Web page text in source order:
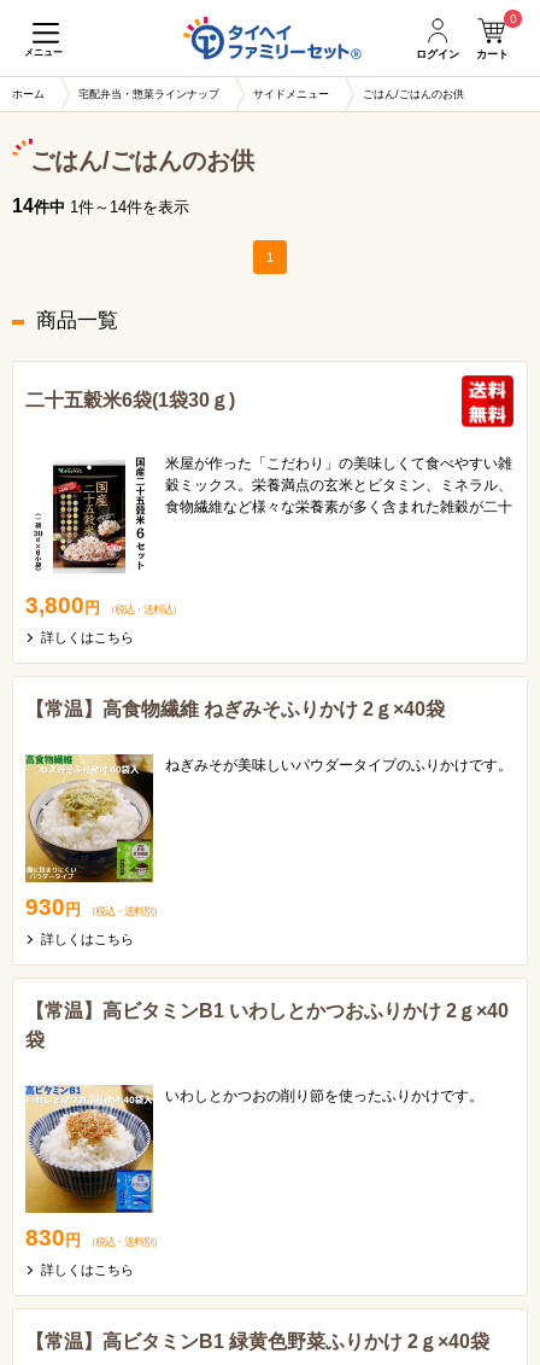
メニュー ログイン カート
0
ホーム 宅配弁当・惣菜ラインナップ サイドメニュー ごはん/ごはんのお供
ごはん/ごはんのお供
14件中 1件～14件を表示
1
商品一覧
二十五穀米6袋(1袋30ｇ)
米屋が作った「こだわり」の美味しくて食べやすい雑
穀ミックス。栄養満点の玄米とビタミン、ミネラル、
食物繊維など様々な栄養素が多く含まれた雑穀が二十
3,800 円 （税込・ 送料込）
詳しくはこちら
【常温】高食物繊維 ねぎみそふりかけ 2ｇ×40袋
ねぎみそが美味しいパウダータイプのふりかけです。
930 円 （税込・ 送料別 ）
詳しくはこちら
【常温】高ビタミンB1 いわしとかつおふりかけ 2ｇ×40
袋
いわしとかつおの削り節を使ったふりかけです。
830 円 （税込・ 送料別 ）
詳しくはこちら
【常温】高ビタミンB1 緑黄色野菜ふりかけ 2ｇ×40袋